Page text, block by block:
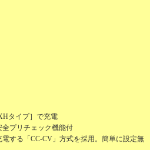
タイプ］で充電
プリチェック機能付
する「CC-CV」方式を採用。簡単に設定無